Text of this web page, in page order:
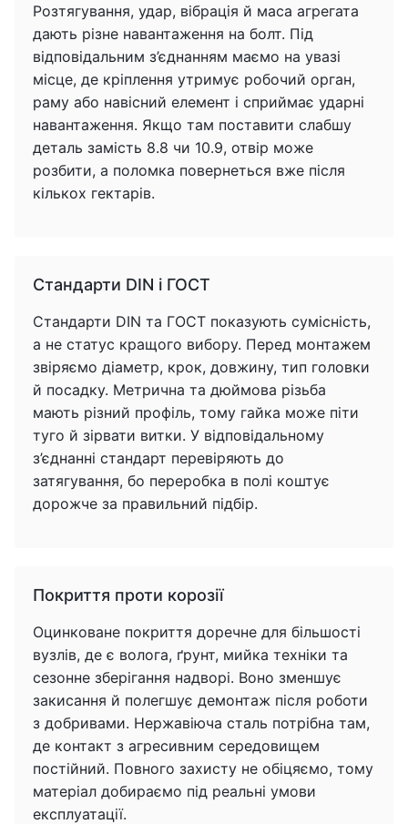
Розтягування, удар, вібрація й маса агрегата
дають різне навантаження на болт. Під
відповідальним з’єднанням маємо на увазі
місце, де кріплення утримує робочий орган,
раму або навісний елемент і сприймає ударні
навантаження. Якщо там поставити слабшу
деталь замість 8.8 чи 10.9, отвір може
розбити, а поломка повернеться вже після
кількох гектарів.
Стандарти DIN і ГОСТ
Стандарти DIN та ГОСТ показують сумісність,
а не статус кращого вибору. Перед монтажем
звіряємо діаметр, крок, довжину, тип головки
й посадку. Метрична та дюймова різьба
мають різний профіль, тому гайка може піти
туго й зірвати витки. У відповідальному
з’єднанні стандарт перевіряють до
затягування, бо переробка в полі коштує
дорожче за правильний підбір.
Покриття проти корозії
Оцинковане покриття доречне для більшості
вузлів, де є волога, ґрунт, мийка техніки та
сезонне зберігання надворі. Воно зменшує
закисання й полегшує демонтаж після роботи
з добривами. Нержавіюча сталь потрібна там,
де контакт з агресивним середовищем
постійний. Повного захисту не обіцяємо, тому
матеріал добираємо під реальні умови
експлуатації.